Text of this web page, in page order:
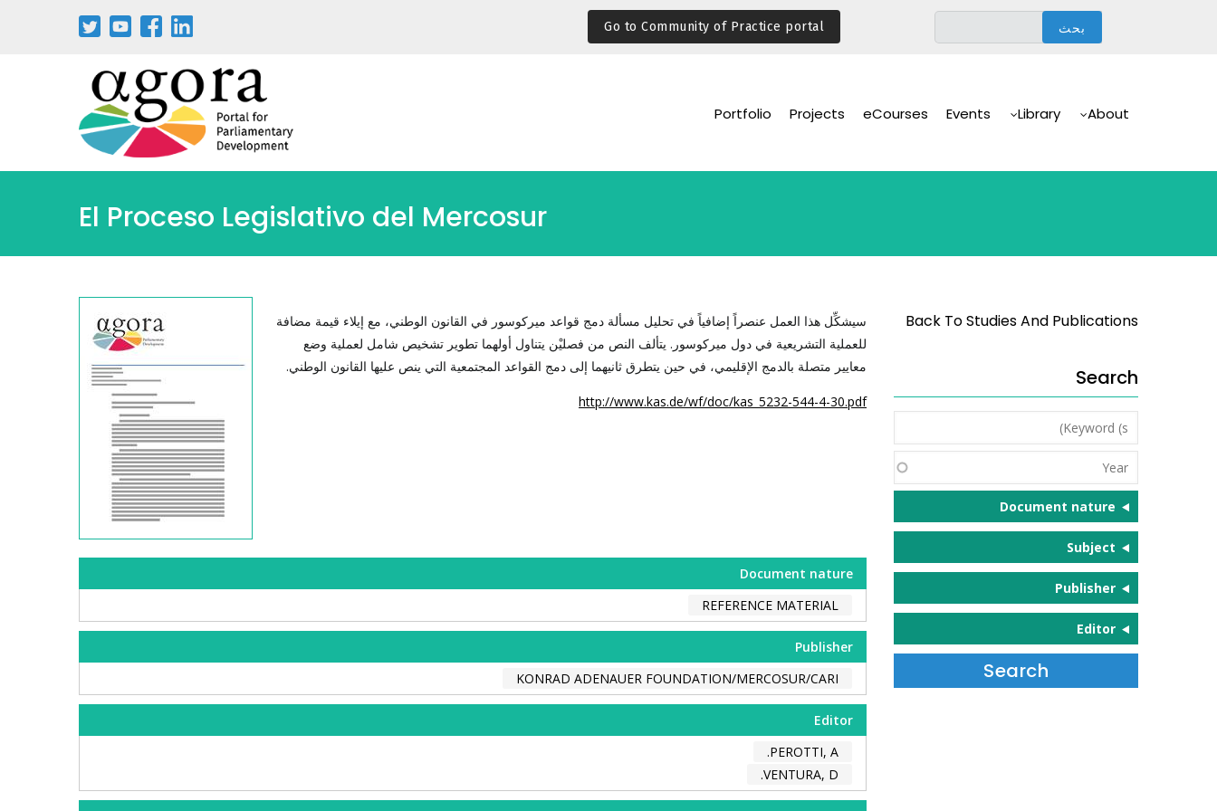
Go to Community of Practice portal
Navigation
About
Library
Events
eCourses
Projects
Portfolio
El Proceso Legislativo del Mercosur
سيشكِّل هذا العمل عنصراً إضافياً في تحليل مسألة دمج قواعد ميركوسور في القانون الوطني، مع إيلاء قيمة مضافة
للعملية التشريعية في دول ميركوسور. يتألف النص من فصليْن يتناول أولهما تطوير تشخيص شامل لعملية وضع
معايير متصلة بالدمج الإقليمي، في حين يتطرق ثانيهما إلى دمج القواعد المجتمعية التي ينص عليها القانون الوطني.
http://www.kas.de/wf/doc/kas_5232-544-4-30.pdf
Document nature
REFERENCE MATERIAL
Publisher
KONRAD ADENAUER FOUNDATION/MERCOSUR/CARI
Editor
PEROTTI, A.
VENTURA, D.
Back To Studies And Publications
Search
Keyword
(s)
Year
Document nature
Subject
Publisher
Editor